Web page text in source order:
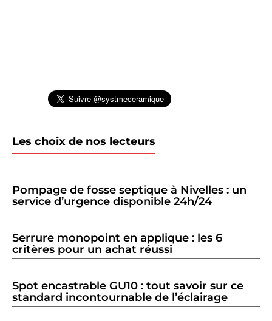
Les choix de nos lecteurs
Pompage de fosse septique à Nivelles : un
service d’urgence disponible 24h/24
Serrure monopoint en applique : les 6
critères pour un achat réussi
Spot encastrable GU10 : tout savoir sur ce
standard incontournable de l’éclairage